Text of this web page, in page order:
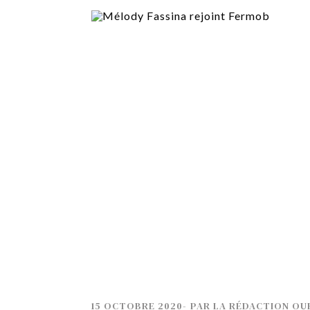
SERVICES
15 OCTOBRE 2020- PARLA RÉDACTION